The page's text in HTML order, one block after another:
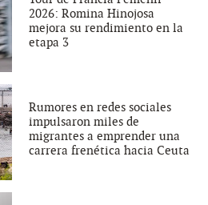
2026: Romina Hinojosa
mejora su rendimiento en la
etapa 3
Rumores en redes sociales
impulsaron miles de
migrantes a emprender una
carrera frenética hacia Ceuta